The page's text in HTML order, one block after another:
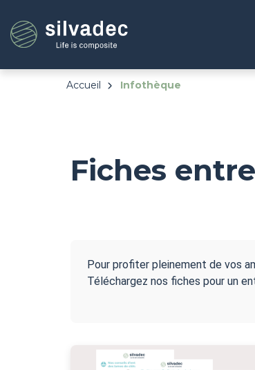
au
contenu
principal
Accueil Infothèque
Fiches
Pour profiter pleinement de vos
Téléchargez nos fiches pour un